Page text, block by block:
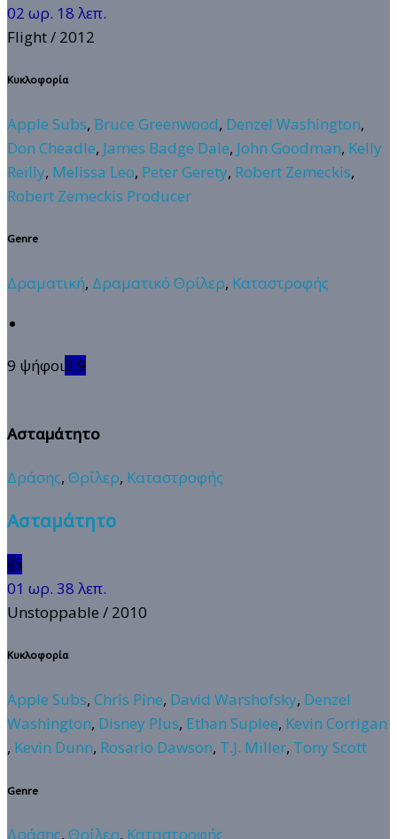
02 ωρ. 18 λεπ.
Flight/ 2012
Κυκλοφορία
Apple Subs, Bruce Greenwood, Denzel Washington,
Don Cheadle, James Badge Dale, John Goodman, Kelly
Reilly, Melissa Leo, Peter Gerety, Robert Zemeckis,
Robert Zemeckis Producer
Genre
Δραματική, Δραματικό Θρίλερ, Καταστροφής
9 ψήφοι3.9
Ασταμάτητο
Δράσης, Θρίλερ, Καταστροφής
Ασταμάτητο
👍
01 ωρ. 38 λεπ.
Unstoppable / 2010
Κυκλοφορία
Apple Subs, Chris Pine, David Warshofsky, Denzel
Washington, Disney Plus, Ethan Suplee, Kevin Corrigan
, Kevin Dunn, Rosario Dawson, T.J. Miller, Tony Scott
Genre
Δράσης, Θρίλερ, Καταστροφής